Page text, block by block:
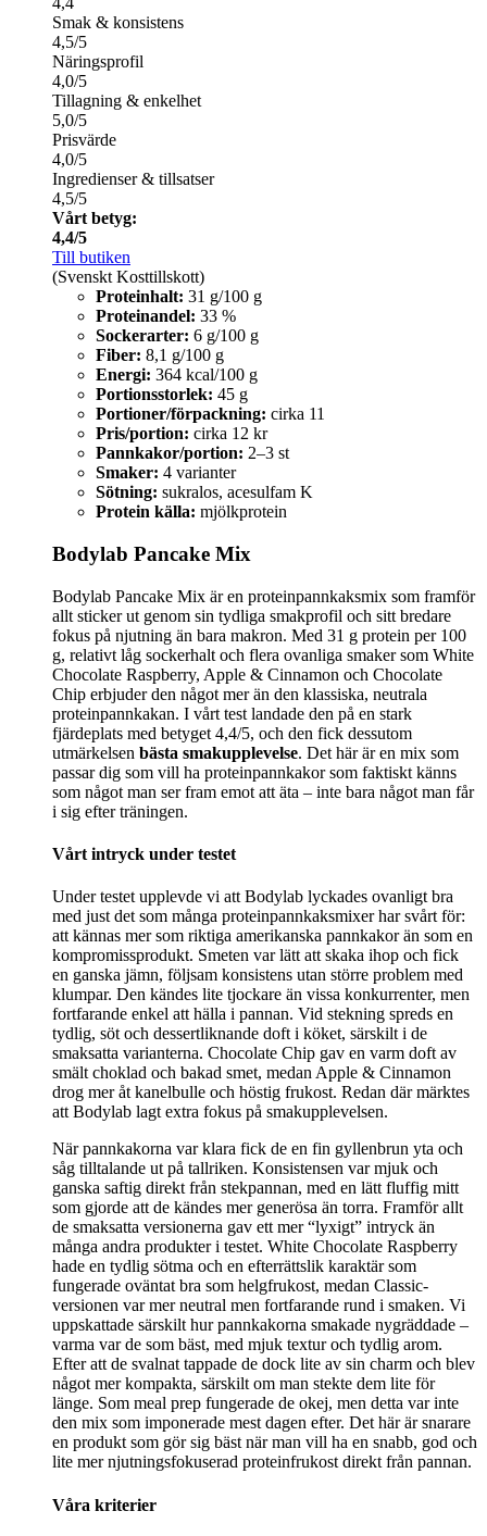
Smak & konsistens
4,5/5
Näringsprofil
4,0/5
Tillagning & enkelhet
5,0/5
Prisvärde
4,0/5
Ingredienser & tillsatser
4,5/5
Vårt betyg:
4,4/5
Till butiken
(Svenskt Kosttillskott)
Proteinhalt: 31 g/100 g
Proteinandel: 33 %
Sockerarter: 6 g/100 g
Fiber: 8,1 g/100 g
Energi: 364 kcal/100 g
Portionsstorlek: 45 g
Portioner/förpackning: cirka 11
Pris/portion: cirka 12 kr
Pannkakor/portion: 2–3 st
Smaker: 4 varianter
Sötning: sukralos, acesulfam K
Protein källa: mjölkprotein
Bodylab Pancake Mix
Bodylab Pancake Mix är en proteinpannkaksmix som framför
allt sticker ut genom sin tydliga smakprofil och sitt bredare
fokus på njutning än bara makron. Med 31 g protein per 100
g, relativt låg sockerhalt och flera ovanliga smaker som White
Chocolate Raspberry, Apple & Cinnamon och Chocolate
Chip erbjuder den något mer än den klassiska, neutrala
proteinpannkakan. I vårt test landade den på en stark
fjärdeplats med betyget 4,4/5, och den fick dessutom
utmärkelsen bästa smakupplevelse. Det här är en mix som
passar dig som vill ha proteinpannkakor som faktiskt känns
som något man ser fram emot att äta – inte bara något man får
i sig efter träningen.
Vårt intryck under testet
Under testet upplevde vi att Bodylab lyckades ovanligt bra
med just det som många proteinpannkaksmixer har svårt för:
att kännas mer som riktiga amerikanska pannkakor än som en
kompromissprodukt. Smeten var lätt att skaka ihop och fick
en ganska jämn, följsam konsistens utan större problem med
klumpar. Den kändes lite tjockare än vissa konkurrenter, men
fortfarande enkel att hälla i pannan. Vid stekning spreds en
tydlig, söt och dessertliknande doft i köket, särskilt i de
smaksatta varianterna. Chocolate Chip gav en varm doft av
smält choklad och bakad smet, medan Apple & Cinnamon
drog mer åt kanelbulle och höstig frukost. Redan där märktes
att Bodylab lagt extra fokus på smakupplevelsen.
När pannkakorna var klara fick de en fin gyllenbrun yta och
såg tilltalande ut på tallriken. Konsistensen var mjuk och
ganska saftig direkt från stekpannan, med en lätt fluffig mitt
som gjorde att de kändes mer generösa än torra. Framför allt
de smaksatta versionerna gav ett mer “lyxigt” intryck än
många andra produkter i testet. White Chocolate Raspberry
hade en tydlig sötma och en efterrättslik karaktär som
fungerade oväntat bra som helgfrukost, medan Classic-
versionen var mer neutral men fortfarande rund i smaken. Vi
uppskattade särskilt hur pannkakorna smakade nygräddade –
varma var de som bäst, med mjuk textur och tydlig arom.
Efter att de svalnat tappade de dock lite av sin charm och blev
något mer kompakta, särskilt om man stekte dem lite för
länge. Som meal prep fungerade de okej, men detta var inte
den mix som imponerade mest dagen efter. Det här är snarare
en produkt som gör sig bäst när man vill ha en snabb, god och
lite mer njutningsfokuserad proteinfrukost direkt från pannan.
Våra kriterier